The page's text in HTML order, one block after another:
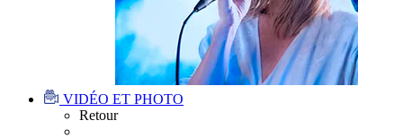
VIDÉO ET PHOTO
Retour